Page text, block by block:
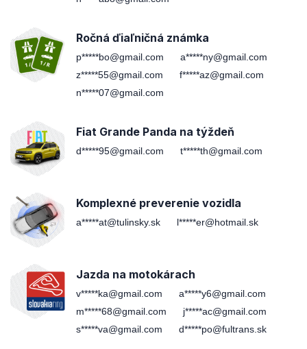
Ročná ďiaľničná známka
p*****bo@gmail.com
a*****ny@gmail.com
z*****55@gmail.com
f*****az@gmail.com
n*****07@gmail.com
Fiat Grande Panda na týždeň
d*****95@gmail.com t*****th@gmail.com
Komplexné preverenie vozidla
a*****at@tulinsky.sk l*****er@hotmail.sk
Jazda na motokárach
v*****ka@gmail.com
a*****y6@gmail.com
m*****68@gmail.com
j*****ac@gmail.com
s*****va@gmail.com
d*****po@fultrans.sk